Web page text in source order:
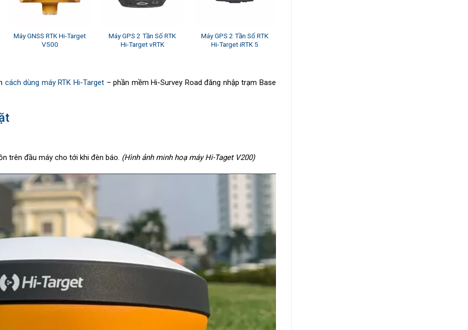
Máy GNSS RTK Hi-Target
V500
Máy GPS 2 Tần Số RTK
Hi-Target vRTK
Máy GPS 2 Tần Số RTK
Hi-Target iRTK 5
cách dùng máy RTK Hi-Target– phần mềm Hi-Survey Road đăng nhập trạm Base
trên đầu máy cho tới khi đèn báo. (Hình ảnh minh hoạ máy Hi-Taget V200)